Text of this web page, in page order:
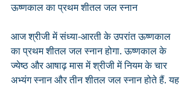
ऊष्णकाल का प्रथम शीतल जल स्नान
आज श्रीजी में संध्या-आरती के उपरांत ऊष्णकाल
का प्रथम शीतल जल स्नान होगा. ऊष्णकाल के
ज्येष्ठ और आषाढ़ मास में श्रीजी में नियम के चार
अभ्यंग स्नान और तीन शीतल जल स्नान होते हैं. यह